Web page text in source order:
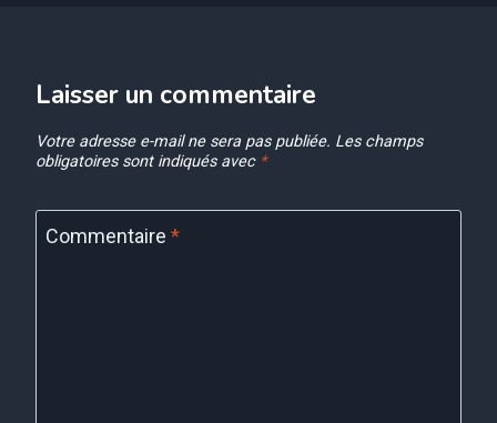
Laisser un commentaire
Votre adresse e-mail ne sera pas publiée. Les champs
obligatoires sont indiqués avec *
Commentaire *